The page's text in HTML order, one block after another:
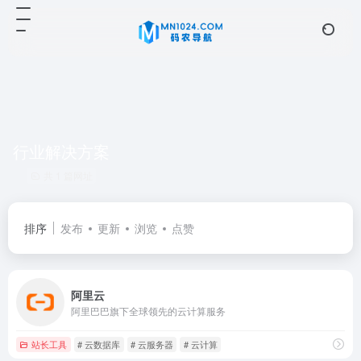
排序 发布 更新 浏览 点赞
阿里云
阿里巴巴旗下全球领先的云计算服务
站长工具 # 云数据库 # 云服务器 # 云计算